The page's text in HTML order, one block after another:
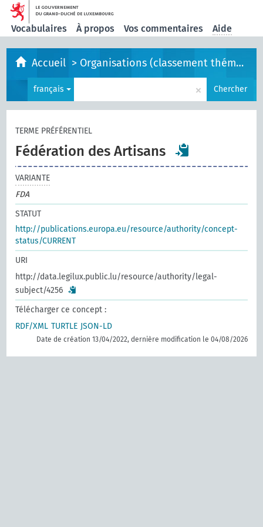
Vocabulaires À propos Vos commentaires Aide
Accueil > Organisations (classement thématique)
français × Chercher
TERME PRÉFÉRENTIEL
Fédération des Artisans
VARIANTE
FDA
STATUT
http://publications.europa.eu/resource/authority/concept-
status/CURRENT
URI
http://data.legilux.public.lu/resource/authority/legal-
subject/4256
Télécharger ce concept :
RDF/XML TURTLE JSON-LD
Date de création 13/04/2022, dernière modification le 04/08/2026